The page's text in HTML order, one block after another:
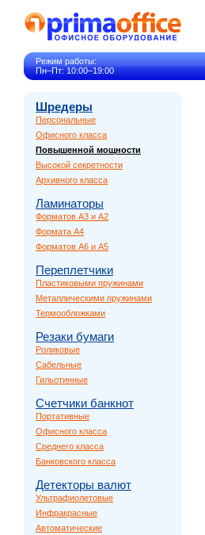
Режим работы:
Пн–Пт: 10:00–19:00
Шредеры
Персональные
Офисного класса
Повышенной мощности
Высокой секретности
Архивного класса
Ламинаторы
Форматов A3 и A2
Формата A4
Форматов A6 и A5
Переплетчики
Пластиковыми пружинами
Металлическими пружинами
Термообложками
Резаки бумаги
Роликовые
Сабельные
Гильотинные
Счетчики банкнот
Портативные
Офисного класса
Среднего класса
Банковского класса
Детекторы валют
Ультрафиолетовые
Инфракрасные
Автоматические